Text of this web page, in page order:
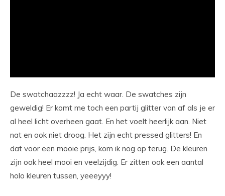
De swatchaazzzz! Ja echt waar. De swatches zijn
geweldig! Er komt me toch een partij glitter van af als je er
al heel licht overheen gaat. En het voelt heerlijk aan. Niet
nat en ook niet droog. Het zijn echt pressed glitters! En
dat voor een mooie prijs, kom ik nog op terug. De kleuren
zijn ook heel mooi en veelzijdig. Er zitten ook een aantal
holo kleuren tussen, yeeeyyy!